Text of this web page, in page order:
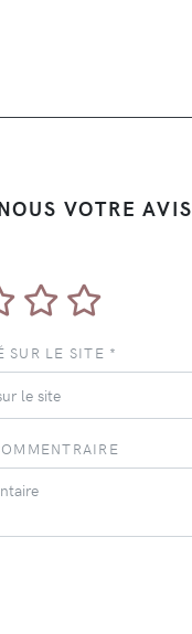
VOTRE AVIS
SUR LE SITE *